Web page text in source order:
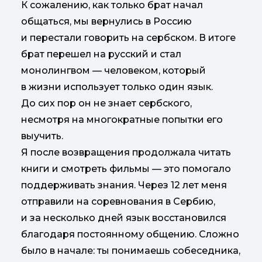
К сожалению, как только брат начал
общаться, мы вернулись в Россию
и перестали говорить на сербском. В итоге
брат перешел на русский и стал
монолингвом — человеком, который
в жизни использует только один язык.
До сих пор он не знает сербского,
несмотря на многократные попытки его
выучить.
Я после возвращения продолжала читать
книги и смотреть фильмы — это помогало
поддерживать знания. Через 12 лет меня
отправили на соревнования в Сербию,
и за несколько дней язык восстановился
благодаря постоянному общению. Сложно
было в начале: ты понимаешь собеседника,